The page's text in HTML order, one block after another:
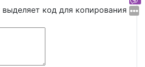
выделяет код для копирования